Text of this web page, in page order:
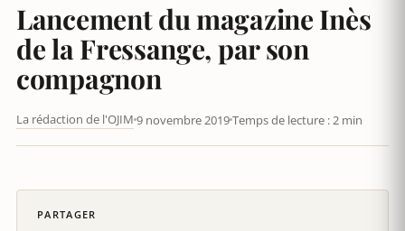
Lancement du magazine Inès
de la Fressange, par son
compagnon
La rédaction de l'OJIM 9 novembre 2019Temps de lecture : 2 min
PARTAGER